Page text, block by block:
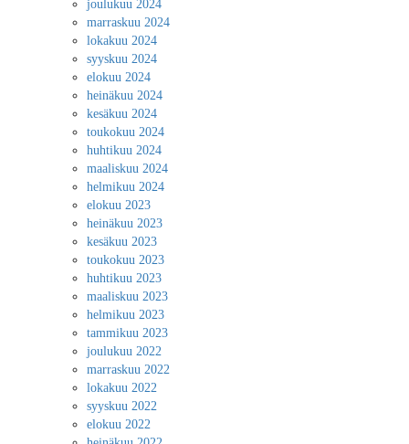
joulukuu 2024
marraskuu 2024
lokakuu 2024
syyskuu 2024
elokuu 2024
heinäkuu 2024
kesäkuu 2024
toukokuu 2024
huhtikuu 2024
maaliskuu 2024
helmikuu 2024
elokuu 2023
heinäkuu 2023
kesäkuu 2023
toukokuu 2023
huhtikuu 2023
maaliskuu 2023
helmikuu 2023
tammikuu 2023
joulukuu 2022
marraskuu 2022
lokakuu 2022
syyskuu 2022
elokuu 2022